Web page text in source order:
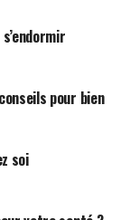
pour bien
soi